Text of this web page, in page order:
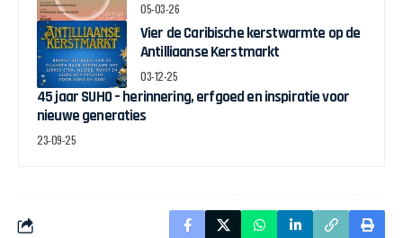
05-03-26
Vier de Caribische kerstwarmte op de
Antilliaanse Kerstmarkt
03-12-25
45 jaar SUHO – herinnering, erfgoed en inspiratie voor
nieuwe generaties
23-09-25